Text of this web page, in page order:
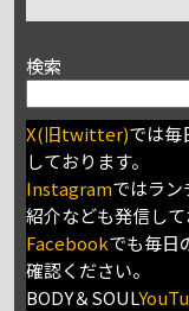
検索
X(旧twitter)では毎
しております。
Instagramではラ
紹介なども発信して
Facebookでも毎日
確認ください。
BODY＆SOUL